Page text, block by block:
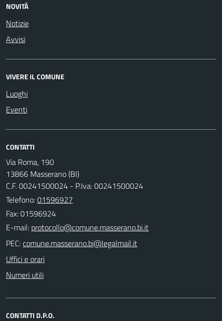
NOVITÀ
Notizie
Avvisi
VIVERE IL COMUNE
Luoghi
Eventi
CONTATTI
Via Roma, 190
13866 Masserano (BI)
C.F. 00241500024 - P.Iva: 00241500024
Telefono:01596927
Fax: 01596924
E-mail:
PEC:
Uffici e orari
Numeri utili
CONTATTI D.P.O.